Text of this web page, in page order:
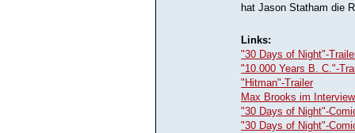
hat Jason Statham die
Links:
"30 Days of Night"-
"10.000 Years B. C."-
"Hitman"-Trailer
Max Brooks im Interview
"30 Days of Night"-
"30 Days of Night"-